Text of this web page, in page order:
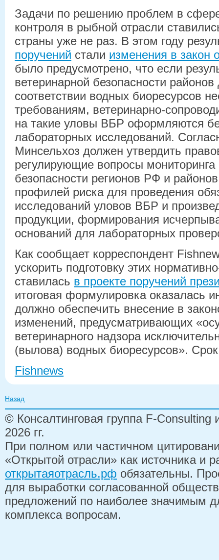
Задачи по решению проблем в
контроля в рыбной отрасли
страны уже не раз. В этом году
поручений стали изменения в закон
было предусмотрено, что если
ветеринарной безопасности
соответствии водных биоресурсов
требованиям, ветеринарно-
на такие уловы ВБР оформляются
лабораторных исследований.
Минсельхоз должен утвердить
регулирующие вопросы мониторинга
безопасности регионов РФ и
профилей риска для проведения
исследований уловов ВБР и
продукции, формирования
оснований для лабораторных
Как сообщает корреспондент
ускорить подготовку этих
ставилась в проекте поручений
итоговая формулировка оказалась
должно обеспечить внесение в
изменений, предусматривающих
ветеринарного надзора
(вылова) водных биоресурсов».
Fishnews
Назад
© Консалтинговая группа F-
2026 гг.
При полном или частичном
«Открытой отрасли» как источника и
открытаяотрасль.рф обязательны.
для выработки согласованной
предложений по наиболее значимым
комплекса вопросам.